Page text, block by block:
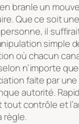
branleun
Que ce soit
il
simple
où chacun
n’importe
faite par une
autorité.
tout contrôle et
règle.